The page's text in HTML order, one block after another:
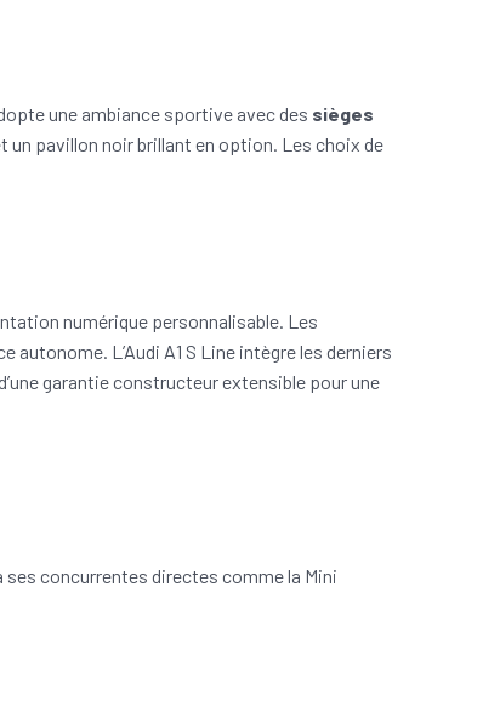
une ambiance sportive avec des sièges
pavillon noir brillant en option. Les choix de
numérique personnalisable. Les
L’Audi A1 S Line intègre les derniers
garantie constructeur extensible pour une
concurrentes directes comme la Mini